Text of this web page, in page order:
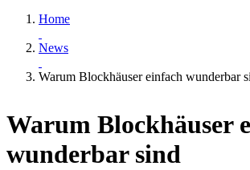
Home
News
Warum Blockhäuser einfach wunderbar
Warum Blockhäuser
wunderbar sind